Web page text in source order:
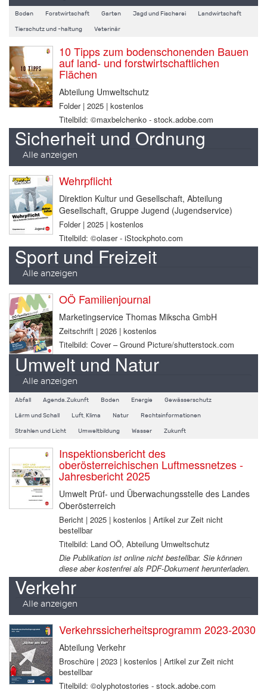
Boden Forstwirtschaft Garten Jagd und Fischerei Landwirtschaft
Tierschutz und -haltung Veterinär
10 Tipps zum bodenschonenden Bauen
auf land- und forstwirtschaftlichen
Flächen
Abteilung Umweltschutz
Folder | 2025 | kostenlos
Titelbild: ©maxbelchenko - stock.adobe.com
Sicherheit und Ordnung
Alle anzeigen
Wehrpflicht
Direktion Kultur und Gesellschaft, Abteilung
Gesellschaft, Gruppe Jugend (Jugendservice)
Folder | 2025 | kostenlos
Titelbild: ©olaser - iStockphoto.com
Sport und Freizeit
Alle anzeigen
OÖ Familienjournal
Marketingservice Thomas Mikscha GmbH
Zeitschrift | 2026 | kostenlos
Titelbild: Cover – Ground Picture/shutterstock.com
Umwelt und Natur
Alle anzeigen
Abfall Agenda.Zukunft Boden Energie Gewässerschutz
Lärm und Schall Luft, Klima Natur Rechtsinformationen
Strahlen und Licht Umweltbildung Wasser Zukunft
Inspektionsbericht des
oberösterreichischen Luftmessnetzes -
Jahresbericht 2025
Umwelt Prüf- und Überwachungsstelle des Landes
Oberösterreich
Bericht | 2025 | kostenlos | Artikel zur Zeit nicht
bestellbar
Titelbild: Land OÖ, Abteilung Umweltschutz
Die Publikation ist online nicht bestellbar. Sie können
diese aber kostenfrei als PDF-Dokument herunterladen.
Verkehr
Alle anzeigen
Verkehrssicherheitsprogramm 2023-2030
Abteilung Verkehr
Broschüre | 2023 | kostenlos | Artikel zur Zeit nicht
bestellbar
Titelbild: ©olyphotostories - stock.adobe.com